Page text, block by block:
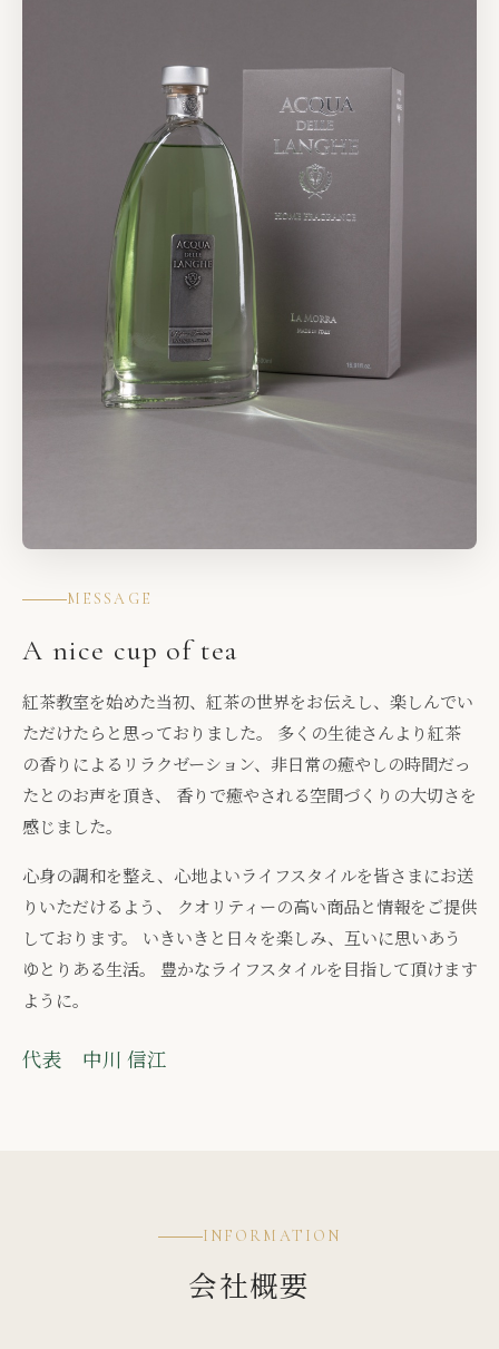
MESSAGE
A nice cup of tea
紅茶教室を始めた当初、紅茶の世界をお伝えし、楽しんでい
ただけたらと思っておりました。 多くの生徒さんより紅茶
の香りによるリラクゼーション、非日常の癒やしの時間だっ
たとのお声を頂き、 香りで癒やされる空間づくりの大切さを
感じました。
心身の調和を整え、心地よいライフスタイルを皆さまにお送
りいただけるよう、 クオリティーの高い商品と情報をご提供
しております。 いきいきと日々を楽しみ、互いに思いあう
ゆとりある生活。 豊かなライフスタイルを目指して頂けます
ように。
代表 中川 信江
INFORMATION
会社概要